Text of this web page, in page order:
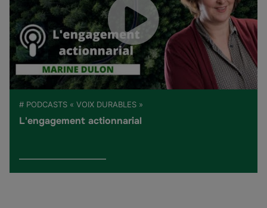
# PODCASTS « VOIX DURABLES »
L'engagement actionnarial